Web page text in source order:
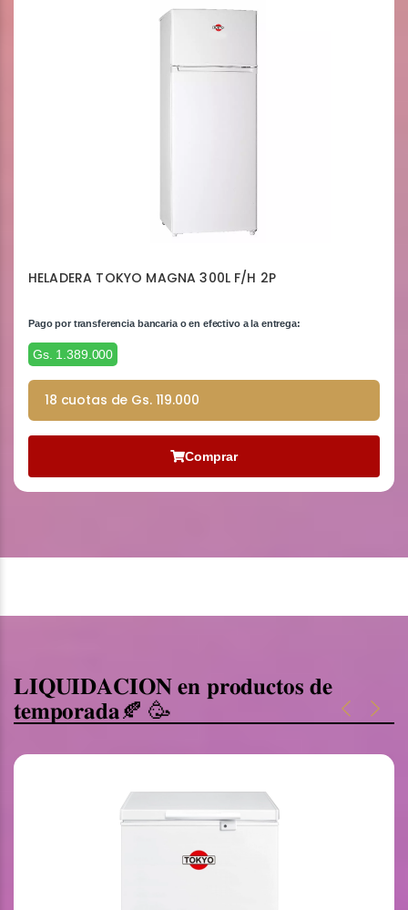
HELADERA TOKYO MAGNA 300L F/H 2P
Pago por transferencia bancaria o en efectivo a la entrega:
Gs. 1.389.000
18 cuotas de Gs. 119.000
Comprar
𝐋𝐈𝐐𝐔𝐈𝐃𝐀𝐂𝐈𝐎𝐍 𝐞𝐧 𝐩𝐫𝐨𝐝𝐮𝐜𝐭𝐨𝐬 𝐝𝐞
𝐭𝐞𝐦𝐩𝐨𝐫𝐚𝐝𝐚🍂 🥳